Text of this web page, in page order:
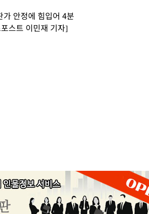
안정에 힘입어 4분
스트 이민재 기자]